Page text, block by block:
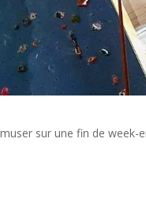
sur une fin de week-